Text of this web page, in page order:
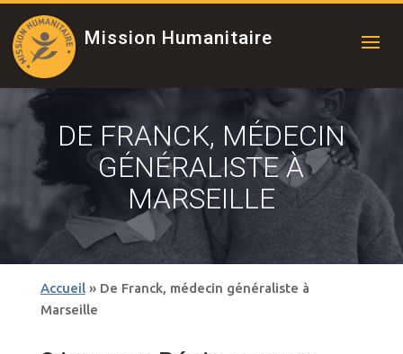
Mission Humanitaire
DE FRANCK, MÉDECIN
GÉNÉRALISTE À
MARSEILLE
Accueil» De Franck, médecin généraliste à
Marseille